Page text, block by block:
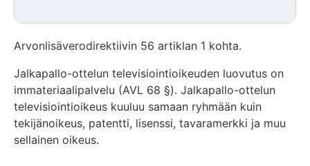
Arvonlisäverodirektiivin 56 artiklan 1 kohta.
Jalkapallo-ottelun televisiointioikeuden luovutus on
immateriaalipalvelu (AVL 68 §). Jalkapallo-ottelun
televisiointioikeus kuuluu samaan ryhmään kuin
tekijänoikeus, patentti, lisenssi, tavaramerkki ja muu
sellainen oikeus.